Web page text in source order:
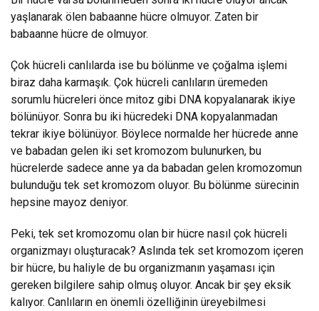
yaşlanarak ölen babaanne hücre olmuyor. Zaten bir
babaanne hücre de olmuyor.
Çok hücreli canlılarda ise bu bölünme ve çoğalma işlemi
biraz daha karmaşık. Çok hücreli canlıların üremeden
sorumlu hücreleri önce mitoz gibi DNA kopyalanarak ikiye
bölünüyor. Sonra bu iki hücredeki DNA kopyalanmadan
tekrar ikiye bölünüyor. Böylece normalde her hücrede anne
ve babadan gelen iki set kromozom bulunurken, bu
hücrelerde sadece anne ya da babadan gelen kromozomun
bulunduğu tek set kromozom oluyor. Bu bölünme sürecinin
hepsine mayoz deniyor.
Peki, tek set kromozomu olan bir hücre nasıl çok hücreli
organizmayı oluşturacak? Aslında tek set kromozom içeren
bir hücre, bu haliyle de bu organizmanın yaşaması için
gereken bilgilere sahip olmuş oluyor. Ancak bir şey eksik
kalıyor. Canlıların en önemli özelliğinin üreyebilmesi